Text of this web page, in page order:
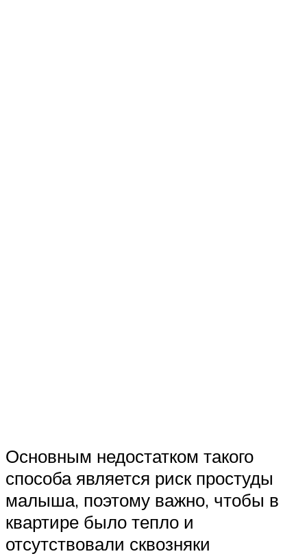
Основным недостатком такого
способа является риск простуды
малыша, поэтому важно, чтобы в
квартире было тепло и
отсутствовали сквозняки